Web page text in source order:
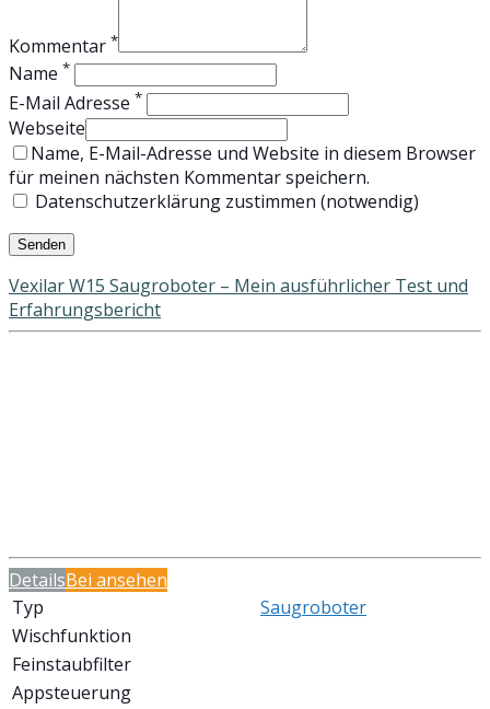
Kommentar *
Name *
E-Mail Adresse *
Webseite
Name, E-Mail-Adresse und Website in diesem Browser
für meinen nächsten Kommentar speichern.
Datenschutzerklärung zustimmen (notwendig)
Vexilar W15 Saugroboter – Mein ausführlicher Test und
Erfahrungsbericht
DetailsBei ansehen
Typ
Saugroboter
Wischfunktion
Feinstaubfilter
Appsteuerung